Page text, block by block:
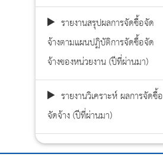
รายงานสรุปผลการจัดซื้อจัด
จ้างตามแผนปฏิบัติการจัดซื้อจัด
จ้างของหน่วยงาน (ปีที่ผ่านมา)
รายงานวิเคราะห์ ผลการจัดซื้อ
จัดจ้าง (ปีที่ผ่านมา)